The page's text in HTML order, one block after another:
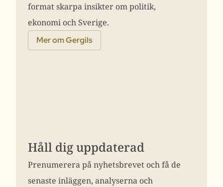
format skarpa insikter om politik,
ekonomi och Sverige.
Mer om Gergils
Håll dig uppdaterad
Prenumerera på nyhetsbrevet och få de
senaste inläggen, analyserna och